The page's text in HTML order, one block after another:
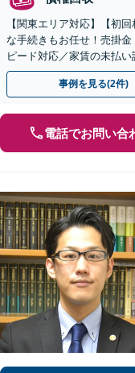
【関東エリア対応】【初
な手続きもお任せ！売掛
ピード対応／家賃の未払
全個室】
事例を見る(2件)
電話でお問い合